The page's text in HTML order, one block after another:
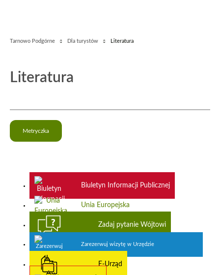
Tarnowo Podgórne Dla turystów Literatura
Literatura
Metryczka
Biuletyn Informacji Publicznej
Unia Europejska
Zadaj pytanie Wójtowi
Zarezerwuj wizytę w Urzędzie
E-Urząd